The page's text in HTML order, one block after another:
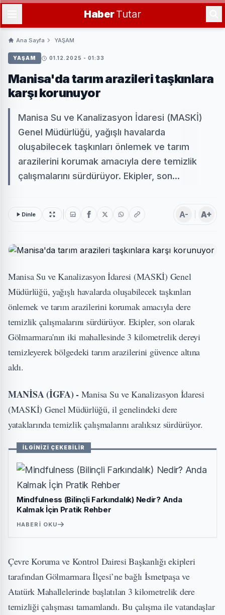
HaberTutar
Ana Sayfa YAŞAM
YAŞAM 01.12.2025 - 01:33
Manisa'da tarım arazileri taşkınlara
karşı korunuyor
Manisa Su ve Kanalizasyon İdaresi (MASKİ)
Genel Müdürlüğü, yağışlı havalarda
oluşabilecek taşkınları önlemek ve tarım
arazilerini korumak amacıyla dere temizlik
çalışmalarını sürdürüyor. Ekipler, son...
Dinle A- A+
Manisa Su ve Kanalizasyon İdaresi (MASKİ) Genel
Müdürlüğü, yağışlı havalarda oluşabilecek taşkınları
önlemek ve tarım arazilerini korumak amacıyla dere
temizlik çalışmalarını sürdürüyor. Ekipler, son olarak
Gölmarmara'nın iki mahallesinde 3 kilometrelik dereyi
temizleyerek bölgedeki tarım arazilerini güvence altına
aldı.
MANİSA (İGFA) - Manisa Su ve Kanalizasyon İdaresi
(MASKİ) Genel Müdürlüğü, il genelindeki dere
yataklarında temizlik çalışmalarını aralıksız sürdürüyor.
İLGİNİZİ ÇEKEBİLİR
Mindfulness (Bilinçli Farkındalık) Nedir? Anda
Kalmak İçin Pratik Rehber
HABERI OKU
Çevre Koruma ve Kontrol Dairesi Başkanlığı ekipleri
tarafından Gölmarmara İlçesi’ne bağlı İsmetpaşa ve
Atatürk Mahallelerinde başlatılan 3 kilometrelik dere
temizliği çalışması tamamlandı. Bu çalışma ile vatandaşlar